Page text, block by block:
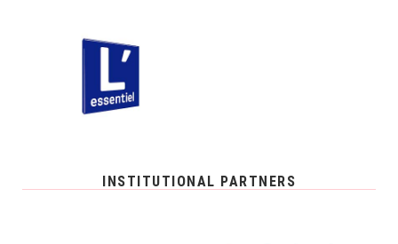
INSTITUTIONAL PARTNERS